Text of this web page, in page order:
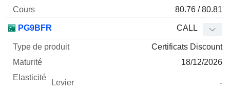
80.76 / 80.81
PG9BFR CALL
Certificats Discount
18/12/2026
-